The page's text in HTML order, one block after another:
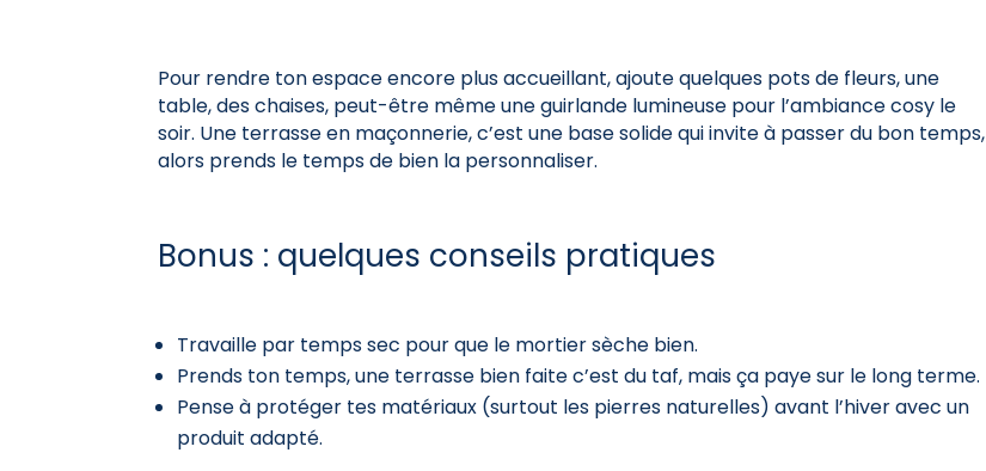
Pour rendre ton espace encore plus accueillant, ajoute quelques pots de fleurs, une
table, des chaises, peut-être même une guirlande lumineuse pour l’ambiance cosy le
soir. Une terrasse en maçonnerie, c’est une base solide qui invite à passer du bon temps,
alors prends le temps de bien la personnaliser.
Bonus : quelques conseils pratiques
Travaille par temps sec pour que le mortier sèche bien.
Prends ton temps, une terrasse bien faite c’est du taf, mais ça paye sur le long terme.
Pense à protéger tes matériaux (surtout les pierres naturelles) avant l’hiver avec un
produit adapté.